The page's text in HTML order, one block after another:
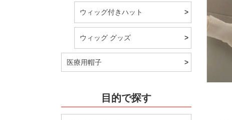
ウィッグ付きハット
ウィッグ グッズ
医療用帽子
目的で探す